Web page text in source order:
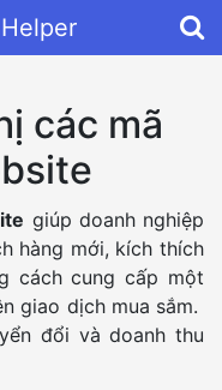
các mã
giúp doanh nghiệp
hàng mới, kích thích
cách cung cấp một
giao dịch mua sắm.
đổi và doanh thu